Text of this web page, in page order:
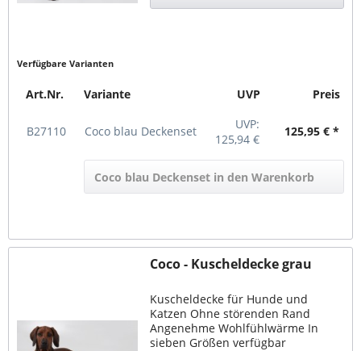
Verfügbare Varianten
Art.Nr. Variante UVP Preis
B27110 Coco blau Deckenset
UVP:
125,94 €
125,95 € *
Coco blau Deckenset in den Warenkorb
Coco - Kuscheldecke grau
Kuscheldecke für Hunde und
Katzen Ohne störenden Rand
Angenehme Wohlfühlwärme In
sieben Größen verfügbar